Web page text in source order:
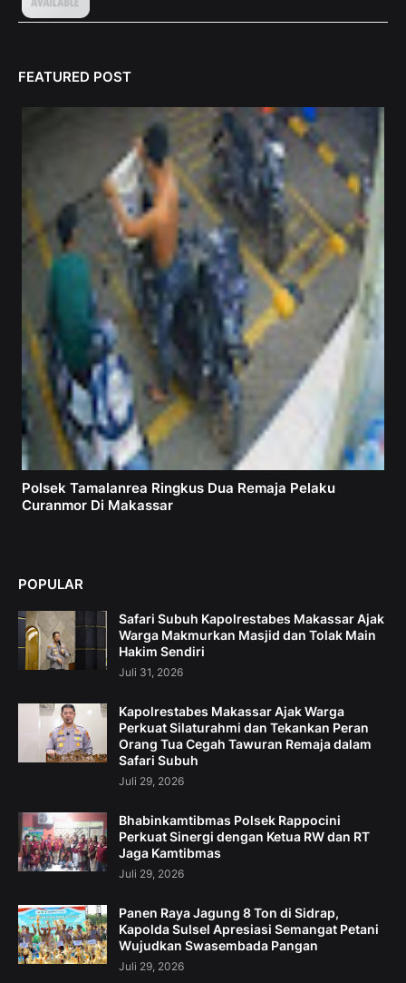
FEATURED POST
Polsek Tamalanrea Ringkus Dua Remaja Pelaku
Curanmor Di Makassar
POPULAR
Safari Subuh Kapolrestabes Makassar Ajak
Warga Makmurkan Masjid dan Tolak Main
Hakim Sendiri
Juli 31, 2026
Kapolrestabes Makassar Ajak Warga
Perkuat Silaturahmi dan Tekankan Peran
Orang Tua Cegah Tawuran Remaja dalam
Safari Subuh
Juli 29, 2026
Bhabinkamtibmas Polsek Rappocini
Perkuat Sinergi dengan Ketua RW dan RT
Jaga Kamtibmas
Juli 29, 2026
Panen Raya Jagung 8 Ton di Sidrap,
Kapolda Sulsel Apresiasi Semangat Petani
Wujudkan Swasembada Pangan
Juli 29, 2026